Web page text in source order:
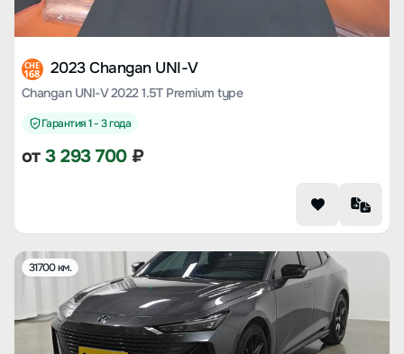
CHE
168 2023 Changan UNI-V
Changan UNI-V 2022 1.5T Premium type
Гарантия 1 - 3 года
от3 293 700₽
31700 км.